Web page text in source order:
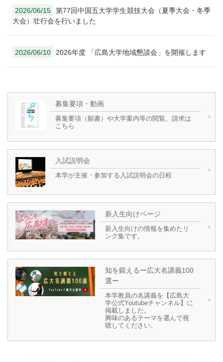
2026/06/15
第77回中国五大学学生競技大会（夏季大会・冬季
大会）壮行会を行いました
2026/06/10 2026年度 「広島大学地域懇談会」を開催します
募集要項・動画
募集要項（願書）や大学案内等の閲覧、請求は
こちら
入試説明会
本学が主催・参加する入試説明会の日程
新入生向けページ
新入生向けの情報を集めたリ
ンク集です。
知を鍛えるー広大名講義100
選ー
本学教員の名講義を【広島大
学公式Youtubeチャンネル】に
掲載しました。
興味のあるテーマを選んで視
聴してください。